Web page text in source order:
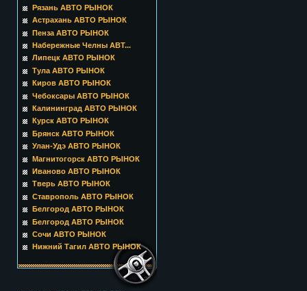
Рязань АВТО РЫНОК
Астрахань АВТО РЫНОК
Пенза АВТО РЫНОК
Набережные Челны АВТ...
Липецк АВТО РЫНОК
Тула АВТО РЫНОК
Киров АВТО РЫНОК
Чебоксары АВТО РЫНОК
Калининград АВТО РЫНОК
Курск АВТО РЫНОК
Брянск АВТО РЫНОК
Улан-Удэ АВТО РЫНОК
Магнитогорск АВТО РЫНОК
Иваново АВТО РЫНОК
Тверь АВТО РЫНОК
Ставрополь АВТО РЫНОК
Белгород АВТО РЫНОК
Белгород АВТО РЫНОК
Сочи АВТО РЫНОК
Нижний Тагил АВТО РЫНОК